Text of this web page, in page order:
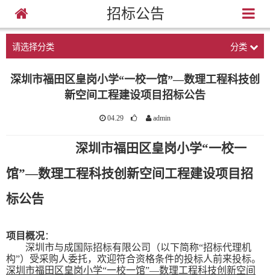
招标公告
请选择分类 分类
深圳市福田区皇岗小学“一校一馆”—数理工程科技创
新空间工程建设项目招标公告
04.29 admin
深圳市福田区皇岗小学“一校一
馆”—数理工程科技创新空间工程建设项目 招
标公告
项目概况：
深圳市与成国际招标有限公司（以下简称“招标代理机
构”）受采购人委托，欢迎符合资格条件的投标人前来投标。
深圳市福田区皇岗小学“一校一馆”—数理工程科技创新空间